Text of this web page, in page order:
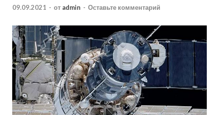
09.09.2021 - от admin - Оставьте комментарий